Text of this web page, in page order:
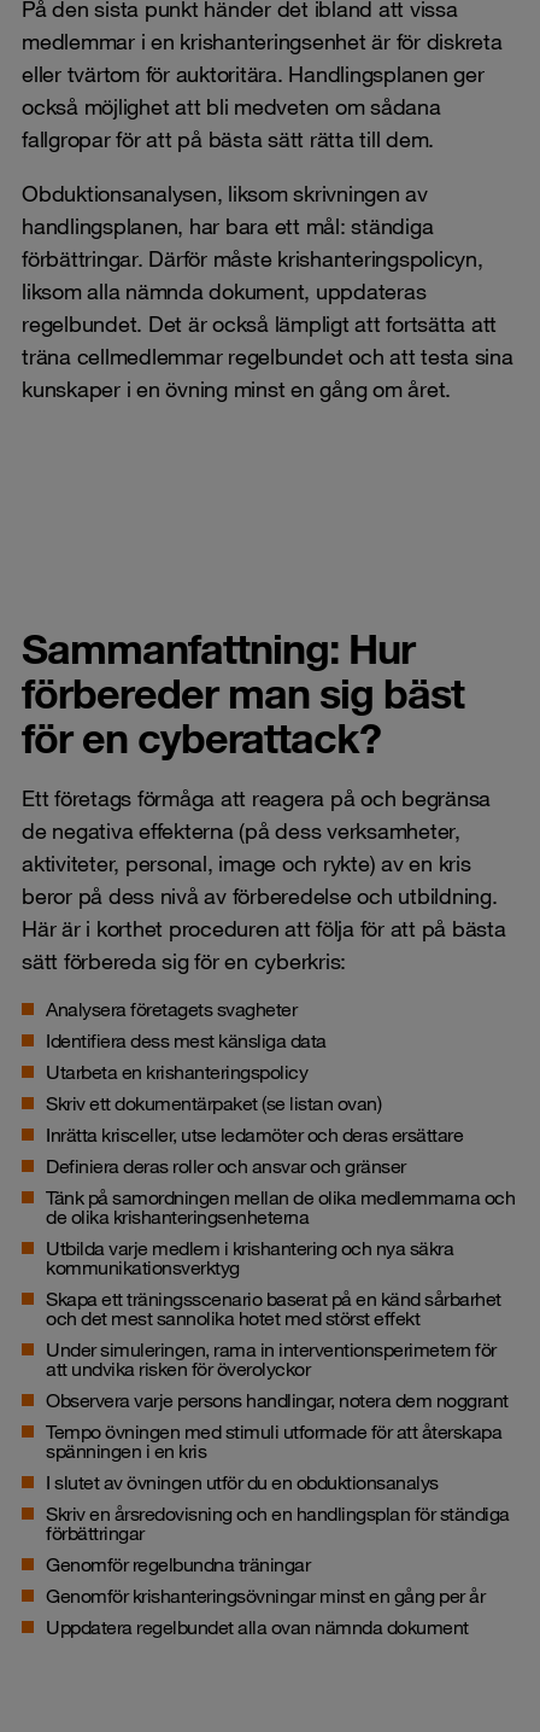
På den sista punkt händer det ibland att vissa
medlemmar i en krishanteringsenhet är för diskreta
eller tvärtom för auktoritära. Handlingsplanen ger
också möjlighet att bli medveten om sådana
fallgropar för att på bästa sätt rätta till dem.
Obduktionsanalysen, liksom skrivningen av
handlingsplanen, har bara ett mål: ständiga
förbättringar. Därför måste krishanteringspolicyn,
liksom alla nämnda dokument, uppdateras
regelbundet. Det är också lämpligt att fortsätta att
träna cellmedlemmar regelbundet och att testa sina
kunskaper i en övning minst en gång om året.
Sammanfattning: Hur
förbereder man sig bäst
för en cyberattack?
Ett företags förmåga att reagera på och begränsa
de negativa effekterna (på dess verksamheter,
aktiviteter, personal, image och rykte) av en kris
beror på dess nivå av förberedelse och utbildning.
Här är i korthet proceduren att följa för att på bästa
sätt förbereda sig för en cyberkris:
Analysera företagets svagheter
Identifiera dess mest känsliga data
Utarbeta en krishanteringspolicy
Skriv ett dokumentärpaket (se listan ovan)
Inrätta krisceller, utse ledamöter och deras ersättare
Definiera deras roller och ansvar och gränser
Tänk på samordningen mellan de olika medlemmarna och
de olika krishanteringsenheterna
Utbilda varje medlem i krishantering och nya säkra
kommunikationsverktyg
Skapa ett träningsscenario baserat på en känd sårbarhet
och det mest sannolika hotet med störst effekt
Undersimuleringen, rama in interventionsperimetern för
att undvika risken för överolyckor
Observera varje persons handlingar, notera dem noggrant
Tempo övningen med stimuli utformade för att återskapa
spänningen i en kris
I slutet av övningen utför du en obduktionsanalys
Skriv en årsredovisning och en handlingsplan för ständiga
förbättringar
Genomför regelbundna träningar
Genomför krishanteringsövningar minst en gång per år
Uppdatera regelbundet alla ovan nämnda dokument